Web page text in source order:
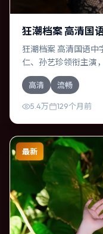
狂潮档案 高清国
狂潮档案 高清国语中
仁、孙艺珍领衔主演
演绎。本片为悬疑类
国行动在暴雨夜失控
节奏紧凑，人物动机
高清 流畅
5.4万 129个月前
最新